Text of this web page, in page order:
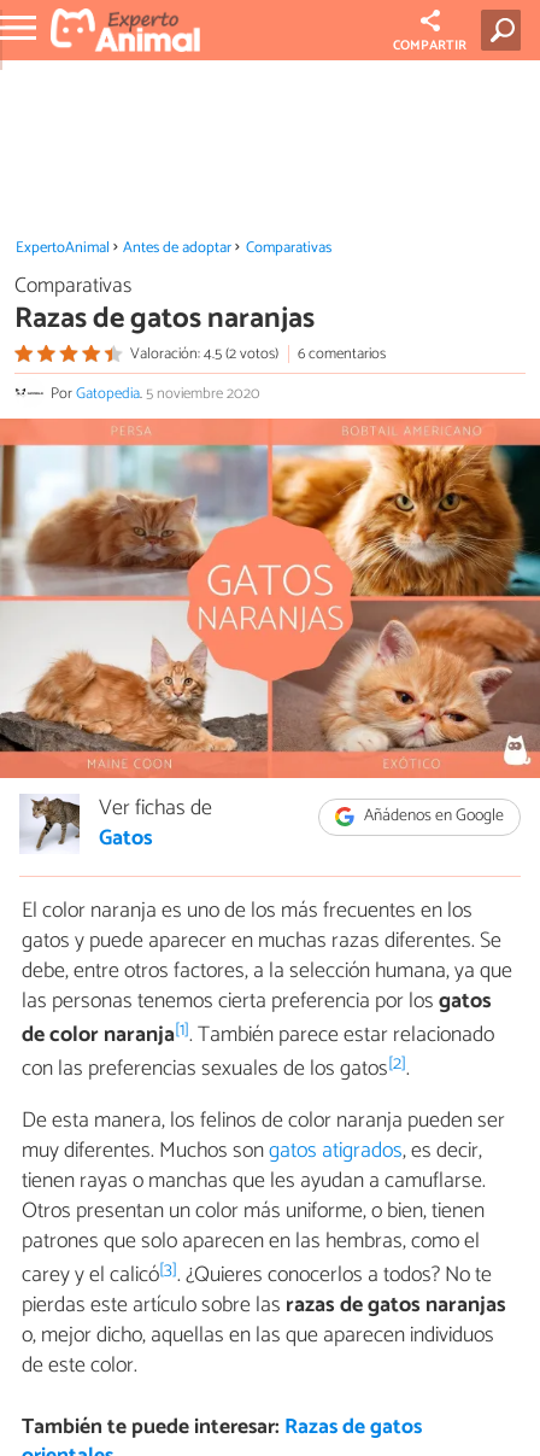
COMPARTIR
ExpertoAnimal Antes de adoptar Comparativas
Comparativas
Razas de gatos naranjas
Valoración: 4.5 (2 votos)
6 comentarios
PorGatopedia.5 noviembre 2020
Añádenos en Google
Ver fichas de
Gatos
El color naranja es uno de los más frecuentes en los
gatos y puede aparecer en muchas razas diferentes. Se
debe, entre otros factores, a la selección humana, ya que
las personas tenemos cierta preferencia por losgatos
de color naranja[1]. También parece estar relacionado
con las preferencias sexuales de los gatos[2].
De esta manera, los felinos de color naranja pueden ser
muy diferentes. Muchos songatos atigrados, es decir,
tienen rayas o manchas que les ayudan a camuflarse.
Otros presentan un color más uniforme, o bien, tienen
patrones que solo aparecen en las hembras, como el
carey y el calicó[3]. ¿Quieres conocerlos a todos? No te
pierdas este artículo sobre las razas de gatos naranjas
o, mejor dicho, aquellas en las que aparecen individuos
de este color.
También te puede interesar: Razas de gatos